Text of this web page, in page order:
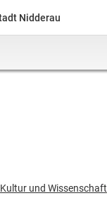
Nidderau
und Wissenschaft